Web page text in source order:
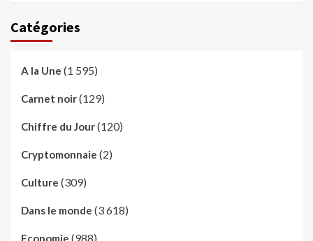
Catégories
A la Une (1 595)
Carnet noir(129)
Chiffre du Jour(120)
Cryptomonnaie (2)
Culture (309)
Dans le monde (3 618)
Economie (988)